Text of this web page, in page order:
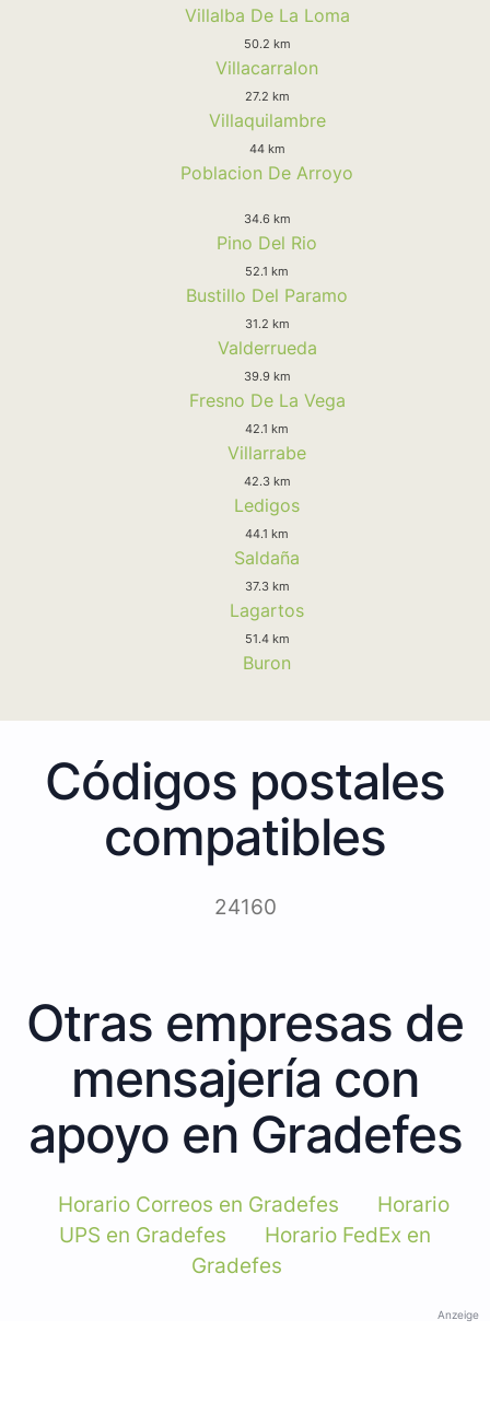
Villalba De La Loma
50.2 km
Villacarralon
27.2 km
Villaquilambre
44 km
Poblacion De Arroyo
34.6 km
Pino Del Rio
52.1 km
Bustillo Del Paramo
31.2 km
Valderrueda
39.9 km
Fresno De La Vega
42.1 km
Villarrabe
42.3 km
Ledigos
44.1 km
Saldaña
37.3 km
Lagartos
51.4 km
Buron
Códigos postales
compatibles
24160
Otras empresas de
mensajería con
apoyo en Gradefes
Horario Correos en Gradefes
Horario
UPS en Gradefes
Horario FedEx en
Gradefes
Anzeige